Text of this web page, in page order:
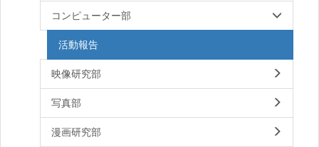
コンピューター部
活動報告
映像研究部
写真部
漫画研究部